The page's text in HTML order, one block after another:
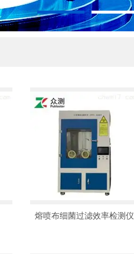
熔喷布细菌过滤效率检测仪